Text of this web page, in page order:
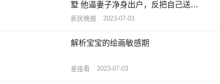
墅 他逼妻子净身出户，反把自己送进
班房
新民晚报 2023-07-03
解析宝宝的绘画敏感期
星座看 2023-07-03